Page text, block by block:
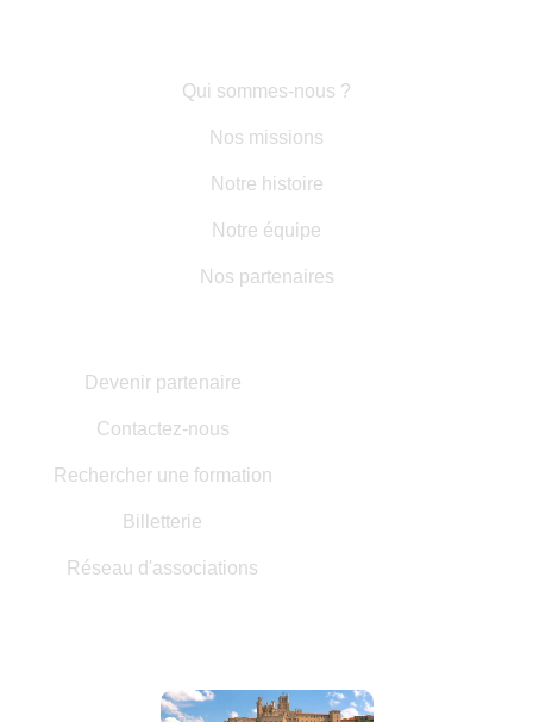
Qui sommes-nous ?
Nos missions
Notre histoire
Notre équipe
Nos partenaires
Devenir partenaire
Contactez-nous
Rechercher une formation
Billetterie
Réseau d'associations